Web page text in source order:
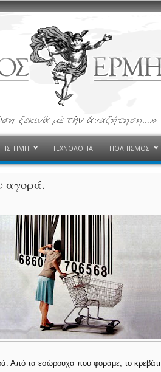
ΤΕΧΝΟΛΟΓΙΑ ΠΟΛΙΤΙΣΜΟΣ
αγορά.
Από τα εσώρουχα που φοράμε, το κρεβάτι